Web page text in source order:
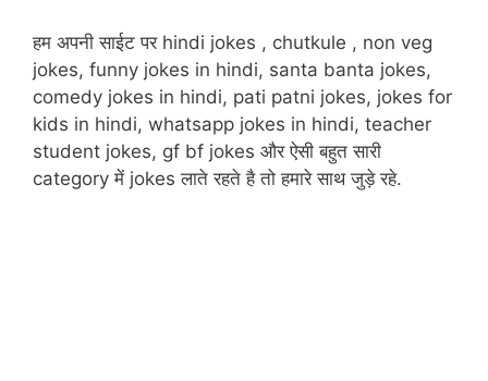
हम अपनी साईट पर hindi jokes , chutkule , non veg
jokes, funny jokes in hindi, santa banta jokes,
comedy jokes in hindi, pati patni jokes, jokes for
kids in hindi, whatsapp jokes in hindi, teacher
student jokes, gf bf jokes और ऐसी बहुत सारी
category में jokes लाते रहते है तो हमारे साथ जुड़े रहे.